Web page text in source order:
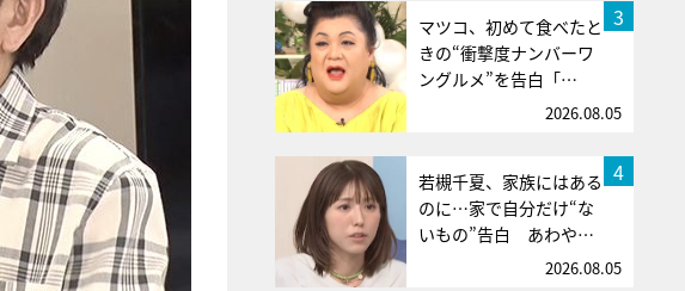
3
マツコ、初めて食べたと
きの“衝撃度ナンバーワ
ングルメ”を告白「…
2026.08.05
4
若槻千夏、家族にはある
のに…家で自分だけ“な
いもの”告白 あわや…
2026.08.05